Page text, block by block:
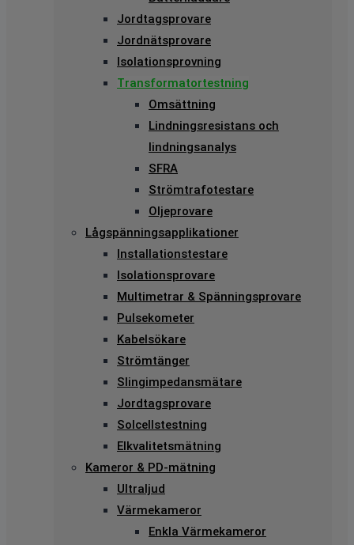
Jordtagsprovare
Jordnätsprovare
Isolationsprovning
Transformatortestning
Omsättning
Lindningsresistans och
lindningsanalys
SFRA
Strömtrafotestare
Oljeprovare
Lågspänningsapplikationer
Installationstestare
Isolationsprovare
Multimetrar & Spänningsprovare
Pulsekometer
Kabelsökare
Strömtänger
Slingimpedansmätare
Jordtagsprovare
Solcellstestning
Elkvalitetsmätning
Kameror & PD-mätning
Ultraljud
Värmekameror
Enkla Värmekameror